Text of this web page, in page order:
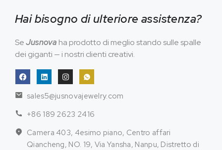
Hai bisogno di ulteriore assistenza?
SeJusnova ha prodotto di meglio stando sulle spalle
dei giganti — i nostri clienti creativi.
sales5@jusnovajewelry.com
+86 189 2623 2416
Camera 403, 4esimo piano, Centro affari
Qiancheng, NO. 19, Via Yansha, Nanpu, Distretto di